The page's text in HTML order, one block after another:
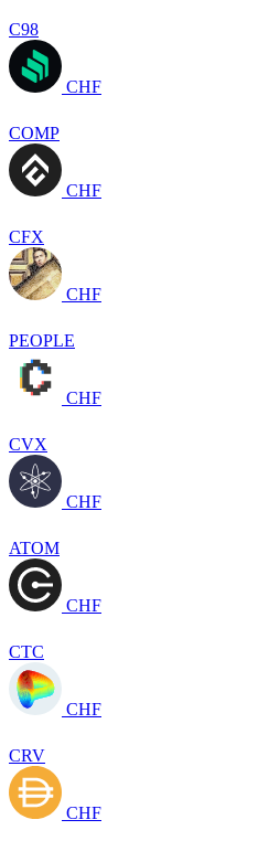
C98
CHF
COMP
CHF
CFX
CHF
PEOPLE
CHF
CVX
CHF
ATOM
CHF
CTC
CHF
CRV
CHF